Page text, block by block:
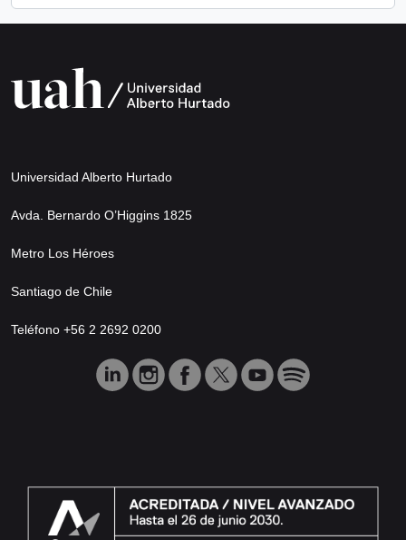
Universidad Alberto Hurtado
Avda. Bernardo O’Higgins 1825
Metro Los Héroes
Santiago de Chile
Teléfono +56 2 2692 0200